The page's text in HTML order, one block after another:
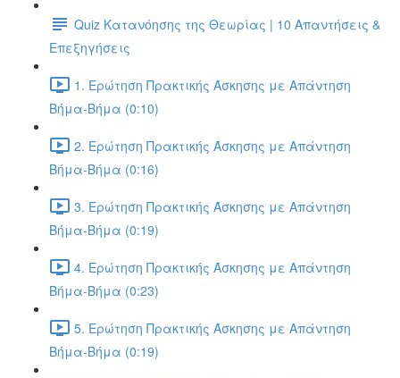
Quiz Κατανόησης της Θεωρίας | 10 Απαντήσεις &
Επεξηγήσεις
1. Ερώτηση Πρακτικής Άσκησης με Απάντηση
Βήμα-Βήμα (0:10)
2. Ερώτηση Πρακτικής Άσκησης με Απάντηση
Βήμα-Βήμα (0:16)
3. Ερώτηση Πρακτικής Άσκησης με Απάντηση
Βήμα-Βήμα (0:19)
4. Ερώτηση Πρακτικής Άσκησης με Απάντηση
Βήμα-Βήμα (0:23)
5. Ερώτηση Πρακτικής Άσκησης με Απάντηση
Βήμα-Βήμα (0:19)